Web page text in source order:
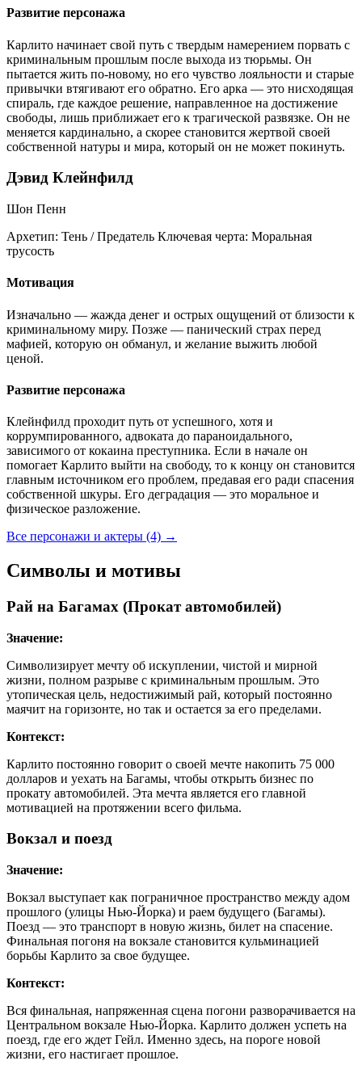
Развитие персонажа
Карлито начинает свой путь с твердым намерением порвать с
криминальным прошлым после выхода из тюрьмы. Он
пытается жить по-новому, но его чувство лояльности и старые
привычки втягивают его обратно. Его арка — это нисходящая
спираль, где каждое решение, направленное на достижение
свободы, лишь приближает его к трагической развязке. Он не
меняется кардинально, а скорее становится жертвой своей
собственной натуры и мира, который он не может покинуть.
Дэвид Клейнфилд
Шон Пенн
Архетип: Тень / Предатель Ключевая черта: Моральная
трусость
Мотивация
Изначально — жажда денег и острых ощущений от близости к
криминальному миру. Позже — панический страх перед
мафией, которую он обманул, и желание выжить любой
ценой.
Развитие персонажа
Клейнфилд проходит путь от успешного, хотя и
коррумпированного, адвоката до параноидального,
зависимого от кокаина преступника. Если в начале он
помогает Карлито выйти на свободу, то к концу он становится
главным источником его проблем, предавая его ради спасения
собственной шкуры. Его деградация — это моральное и
физическое разложение.
Все персонажи и актеры (4) →
Символы и мотивы
Рай на Багамах (Прокат автомобилей)
Значение:
Символизирует мечту об искуплении, чистой и мирной
жизни, полном разрыве с криминальным прошлым. Это
утопическая цель, недостижимый рай, который постоянно
маячит на горизонте, но так и остается за его пределами.
Контекст:
Карлито постоянно говорит о своей мечте накопить 75 000
долларов и уехать на Багамы, чтобы открыть бизнес по
прокату автомобилей. Эта мечта является его главной
мотивацией на протяжении всего фильма.
Вокзал и поезд
Значение:
Вокзал выступает как пограничное пространство между адом
прошлого (улицы Нью-Йорка) и раем будущего (Багамы).
Поезд — это транспорт в новую жизнь, билет на спасение.
Финальная погоня на вокзале становится кульминацией
борьбы Карлито за свое будущее.
Контекст:
Вся финальная, напряженная сцена погони разворачивается на
Центральном вокзале Нью-Йорка. Карлито должен успеть на
поезд, где его ждет Гейл. Именно здесь, на пороге новой
жизни, его настигает прошлое.